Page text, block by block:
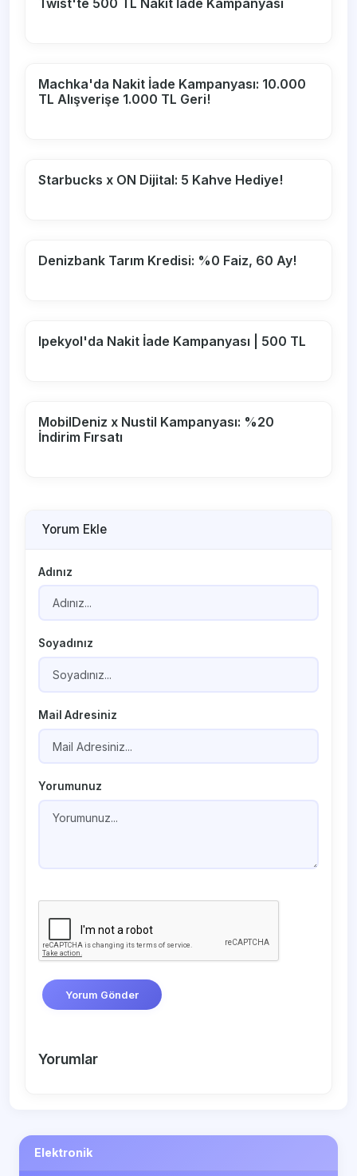
Machka'da Nakit İade Kampanyası: 10.000
TL Alışverişe 1.000 TL Geri!
Starbucks x ON Dijital: 5 Kahve Hediye!
Denizbank Tarım Kredisi: %0 Faiz, 60 Ay!
Ipekyol'da Nakit İade Kampanyası | 500 TL
MobilDeniz x Nustil Kampanyası: %20
İndirim Fırsatı
Yorum Ekle
Adınız
Soyadınız
Mail Adresiniz
Yorumunuz
Yorum Gönder
Yorumlar
Elektronik